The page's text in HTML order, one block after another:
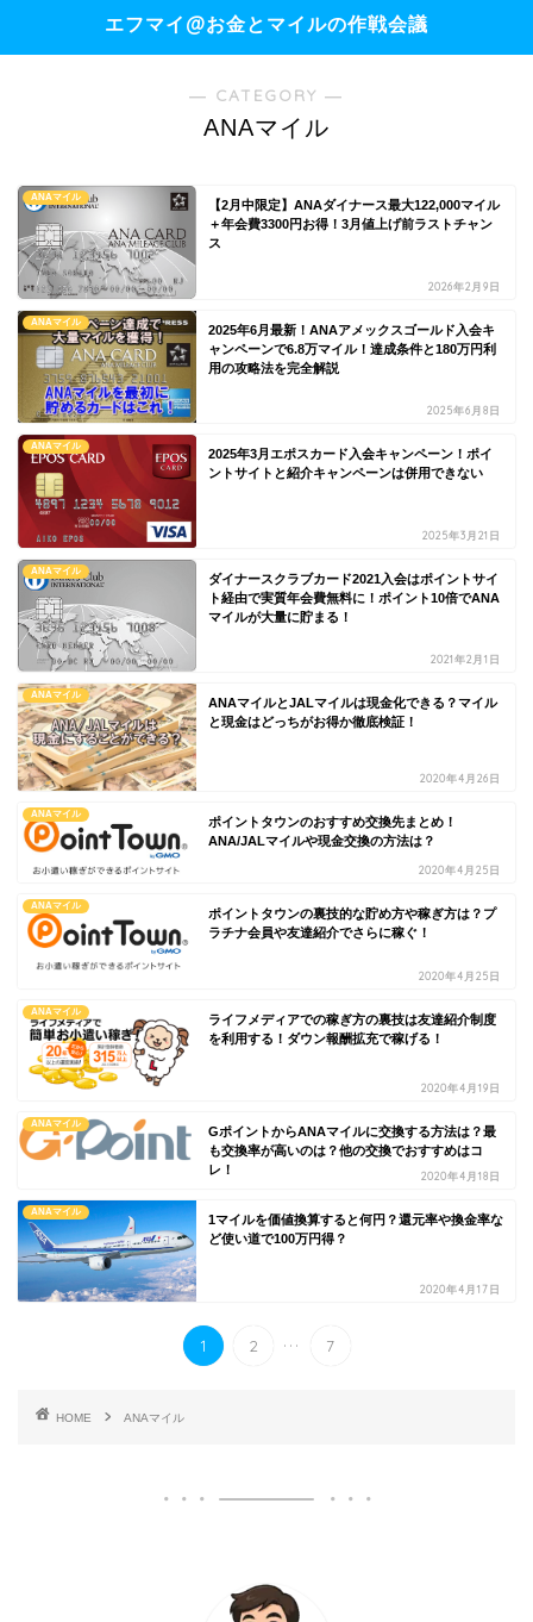
エフマイ@お金とマイルの作戦会議
― CATEGORY ―
ANAマイル
ANAマイル
【2月中限定】ANAダイナース最大122,000マイル
＋年会費3300円お得！3月値上げ前ラストチャン
ス
2026年2月9日
ANAマイル
2025年6月最新！ANAアメックスゴールド入会キ
ャンペーンで6.8万マイル！達成条件と180万円利
用の攻略法を完全解説
2025年6月8日
ANAマイル
2025年3月エポスカード入会キャンペーン！ポイ
ントサイトと紹介キャンペーンは併用できない
2025年3月21日
ANAマイル
ダイナースクラブカード2021入会はポイントサイ
ト経由で実質年会費無料に！ポイント10倍でANA
マイルが大量に貯まる！
2021年2月1日
ANAマイル
ANAマイルとJALマイルは現金化できる？マイル
と現金はどっちがお得か徹底検証！
2020年4月26日
ANAマイル
ポイントタウンのおすすめ交換先まとめ！
ANA/JALマイルや現金交換の方法は？
2020年4月25日
ANAマイル
ポイントタウンの裏技的な貯め方や稼ぎ方は？プ
ラチナ会員や友達紹介でさらに稼ぐ！
2020年4月25日
ANAマイル
ライフメディアでの稼ぎ方の裏技は友達紹介制度
を利用する！ダウン報酬拡充で稼げる！
2020年4月19日
ANAマイル
GポイントからANAマイルに交換する方法は？最
も交換率が高いのは？他の交換でおすすめはコ
レ！
2020年4月18日
ANAマイル
1マイルを価値換算すると何円？還元率や換金率な
ど使い道で100万円得？
2020年4月17日
1 2 ... 7
HOME ANAマイル